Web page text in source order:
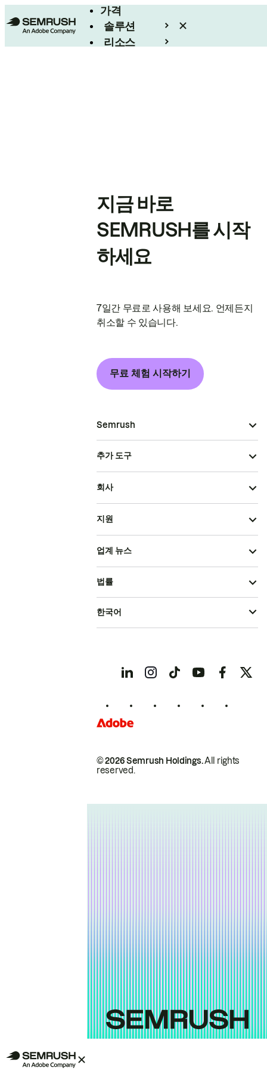
가격
솔루션
리소스
지금 바로
SEMRUSH를 시작
하세요
7일간 무료로 사용해 보세요. 언제든지
취소할 수 있습니다.
무료 체험 시작하기
Semrush
추가 도구
회사
지원
업계 뉴스
© 2026 Semrush Holdings.All rights
reserved.
법률
한국어